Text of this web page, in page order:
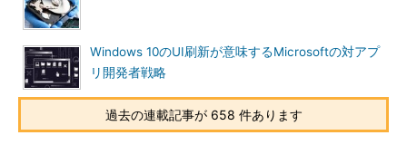
Windows 10のUI刷新が意味するMicrosoftの対アプ
リ開発者戦略
過去の連載記事が 658 件あります